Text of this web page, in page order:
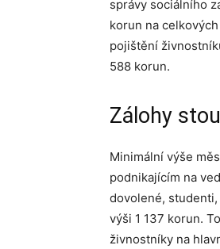
správy sociálního
korun na
pojištění
588 korun.
Zálohy
Minimální výše
podnikajícím na
dovolené,
výši 1 137 korun.
živnostníky na